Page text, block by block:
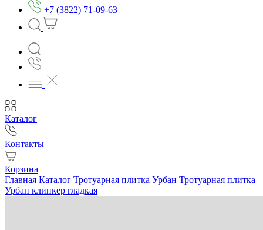
+7 (3822) 71-09-63
Каталог
Контакты
Корзина
Главная Каталог Тротуарная плитка Урбан Тротуарная плитка
Урбан клинкер гладкая